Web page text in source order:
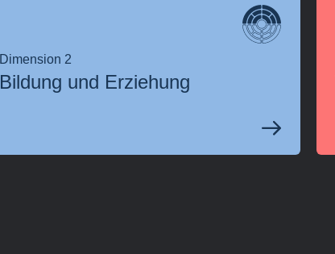
Dimension 2
Bildung und Erziehung